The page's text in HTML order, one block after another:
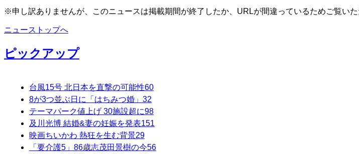
※申し訳ありませんが、このニュースは掲載期間が終了したか、URLが間違っているためご覧い
ニューストップへ
ピックアップ
台風15号 北日本を直撃の可能性60
8が3つ並ぶ日に「はちみつ婚」 32
テーマパーク値上げ 30施設超に98
及川光博 結婚&妻の妊娠を発表151
映画ちいかわ 熱狂を生む背景29
「要介護5」86歳志茂田景樹の今56